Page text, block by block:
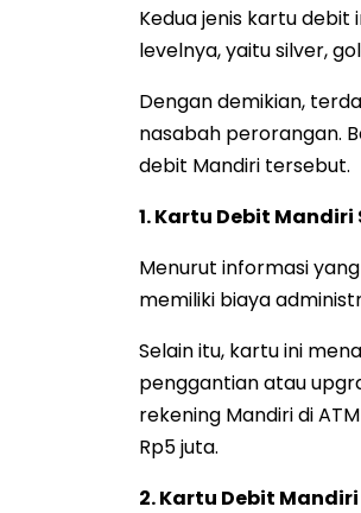
Kedua jenis kartu
levelnya, yaitu silver,
Dengan demikian,
nasabah perorangan.
debit Mandiri tersebut.
1. Kartu Debit Mandiri
Menurut informasi
memiliki biaya
Selain itu, kartu ini
penggantian atau
rekening Mandiri di
Rp5 juta.
2. Kartu Debit Mandiri